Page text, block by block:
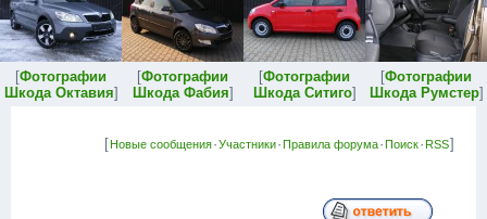
[Фотографии
Шкода Октавия]
[Фотографии
Шкода Фабия]
[Фотографии
Шкода Ситиго]
[Фотографии
Шкода Румстер]
[Новые сообщения·Участники·Правила форума·Поиск·RSS]